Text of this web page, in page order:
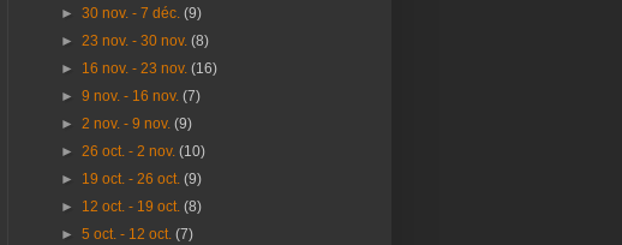
►30 nov. - 7 déc.(9)
►23 nov. - 30 nov.(8)
► 16 nov. - 23 nov.(16)
►9 nov. - 16 nov.(7)
►2 nov. - 9 nov.(9)
►26 oct. - 2 nov.(10)
► 19 oct. - 26 oct.(9)
► 12 oct. - 19 oct.(8)
►5 oct. - 12 oct.(7)